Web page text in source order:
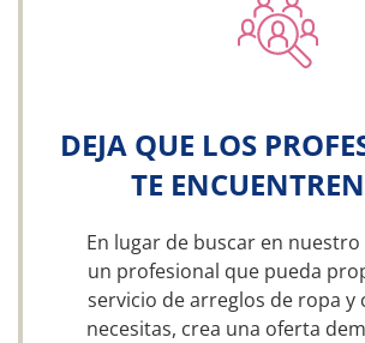
DEJA QUE LOS
TE
En lugar de buscar en
un profesional que pueda
servicio de arreglos de ropa y
necesitas, crea una oferta